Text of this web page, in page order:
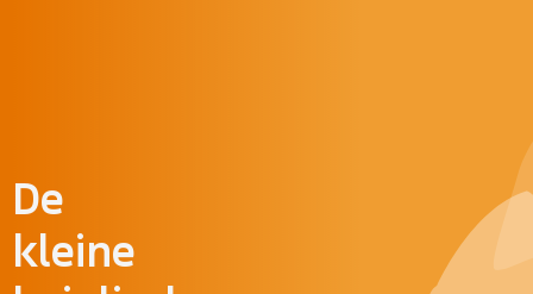
De
kleine